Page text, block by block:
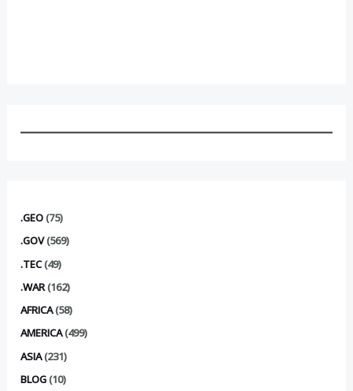
.GEO(75)
.GOV(569)
.TEC(49)
.WAR(162)
AFRICA(58)
AMERICA(499)
ASIA(231)
BLOG(10)